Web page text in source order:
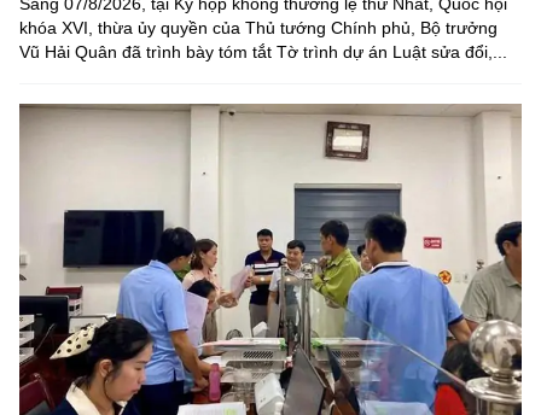
khóa XVI, thừa ủy quyền của Thủ tướng Chính phủ, Bộ trưởng
Vũ Hải Quân đã trình bày tóm tắt Tờ trình dự án Luật sửa đổi,...